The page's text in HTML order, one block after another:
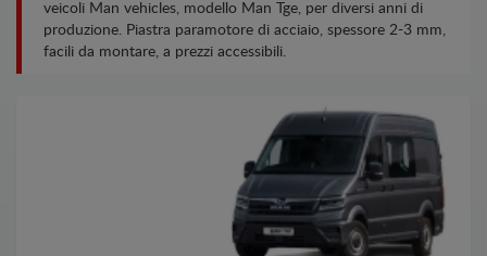
veicoli Man vehicles, modello Man Tge, per diversi anni di
produzione. Piastra paramotore di acciaio, spessore 2-3 mm,
facili da montare, a prezzi accessibili.